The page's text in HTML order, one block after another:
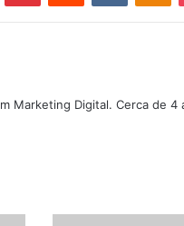
Marketing Digital. Cerca de